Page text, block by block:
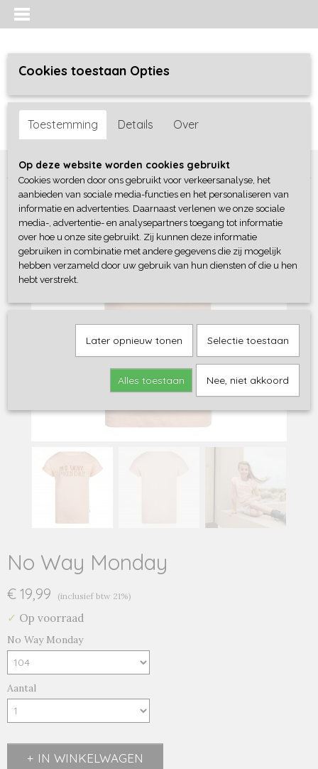
Inloggen Registreren
Home >Meisjes>Shirts / Tunieken / Blouses>No Way Monday
No Way Monday
€ 19,99 (inclusief btw 21%)
✓ Op voorraad
No Way Monday
Aantal
IN WINKELWAGEN
Cookies toestaan Opties
Toestemming Details Over
Op deze website worden cookies gebruikt
Cookies worden door ons gebruikt voor verkeersanalyse, het
aanbieden van sociale media-functies en het personaliseren van
informatie en advertenties. Daarnaast verlenen we onze sociale
media-, advertentie- en analysepartners toegang tot informatie
over hoe u onze site gebruikt. Zij kunnen deze informatie
gebruiken in combinatie met andere gegevens die zij mogelijk
hebben verzameld door uw gebruik van hun diensten of die u hen
hebt verstrekt.
Later opnieuw tonen Selectie toestaan
Alles toestaan Nee, niet akkoord